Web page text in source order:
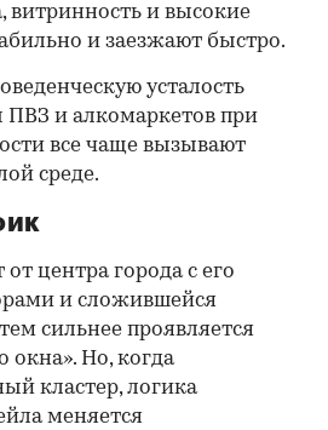
и высокие
и заезжают быстро.
усталость
и алкомаркетов при
все чаще вызывают
среде.
центра города с его
и сложившейся
сильнее проявляется
окна». Но, когда
кластер, логика
меняется